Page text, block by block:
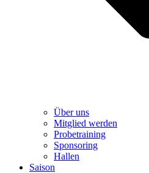
Über uns
Mitglied werden
Probetraining
Sponsoring
Hallen
Saison